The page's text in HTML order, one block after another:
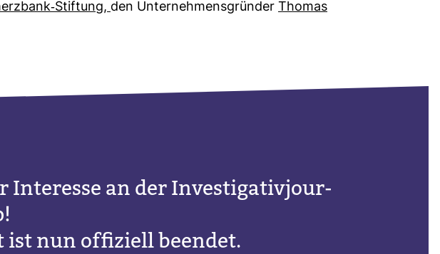
​​Stif­tung, den Unter­neh­mens­gründer Thomas
Inter­esse an der Inves­ti­ga­ti­vjour­
ist nun offi­ziell beendet.